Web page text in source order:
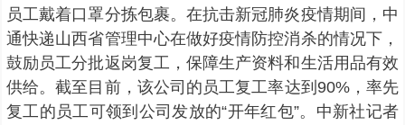
员工戴着口罩分拣包裹。在抗击新冠肺炎疫情期间，中
通快递山西省管理中心在做好疫情防控消杀的情况下，
鼓励员工分批返岗复工，保障生产资料和生活用品有效
供给。截至目前，该公司的员工复工率达到90%，率先
复工的员工可领到公司发放的“开年红包”。中新社记者